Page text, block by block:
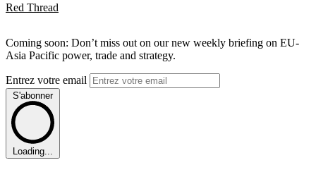
Red Thread
Coming soon: Don’t miss out on our new weekly briefing on EU-
Asia Pacific power, trade and strategy.
Entrez votre email
S'abonner
Loading...